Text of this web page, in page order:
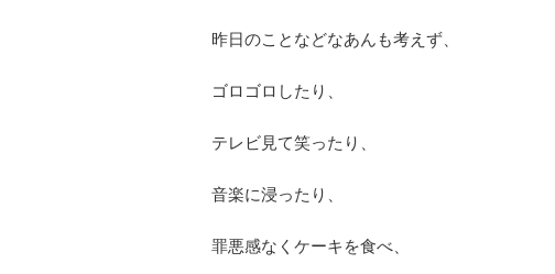
昨日のことなどなあんも考えず、
ゴロゴロしたり、
テレビ見て笑ったり、
音楽に浸ったり、
罪悪感なくケーキを食べ、